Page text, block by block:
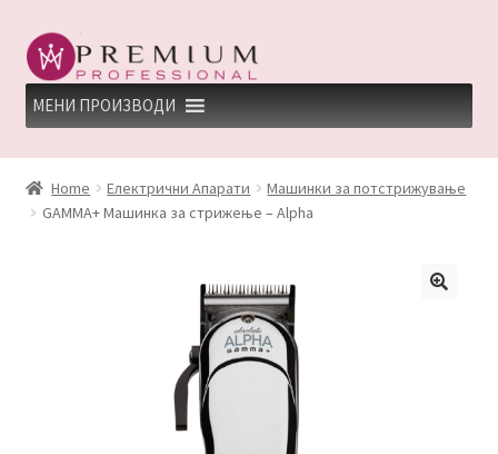
Skip
to
navigation
Skip
to
content
МЕНИ ПРОИЗВОДИ
HOME
PREMIUM PROFESSIONAL LINKS
Home Електрични Апарати
Машинки за потстрижување
GAMMA+ Машинка за стрижење – Alpha